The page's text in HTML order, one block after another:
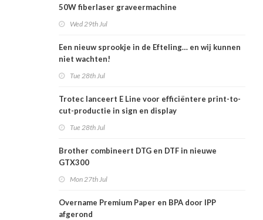
50W fiberlaser graveermachine
Wed 29th Jul
Een nieuw sprookje in de Efteling… en wij kunnen
niet wachten!
Tue 28th Jul
Trotec lanceert E Line voor efficiëntere print-to-
cut-productie in sign en display
Tue 28th Jul
Brother combineert DTG en DTF in nieuwe
GTX300
Mon 27th Jul
Overname Premium Paper en BPA door IPP
afgerond